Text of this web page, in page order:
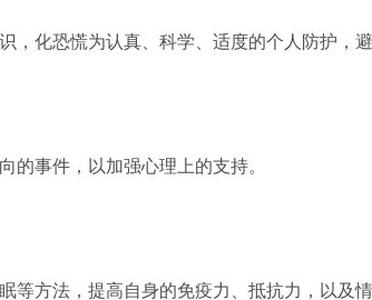
化恐慌为认真、科学、适度的个人防护，
的事件，以加强心理上的支持。
方法，提高自身的免疫力、抵抗力，以及情